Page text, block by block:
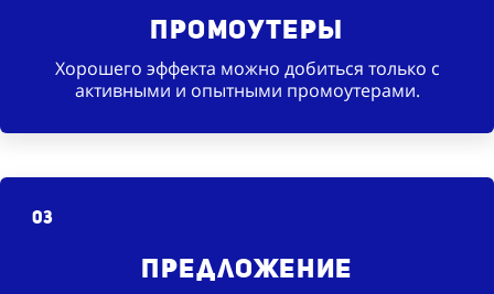
Промоутеры
Хорошего эффекта можно добиться только с
активными и опытными промоутерами.
03
Предложение